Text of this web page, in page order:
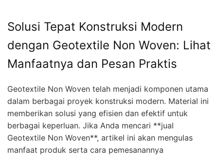
Solusi Tepat Konstruksi Modern
dengan Geotextile Non Woven: Lihat
Manfaatnya dan Pesan Praktis
Geotextile Non Woven telah menjadi komponen utama
dalam berbagai proyek konstruksi modern. Material ini
memberikan solusi yang efisien dan efektif untuk
berbagai keperluan. Jika Anda mencari **jual
Geotextile Non Woven**, artikel ini akan mengulas
manfaat produk serta cara pemesanannya